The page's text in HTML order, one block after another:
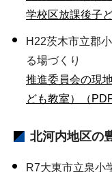
学校区放課後子
H22茨木市立郡
る場づくり
推進委員会の現
ども教室）（
北河内地区の
R7大東市立泉